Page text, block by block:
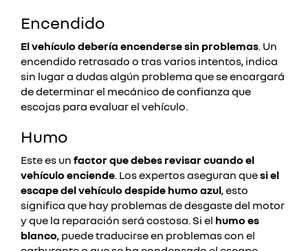
Encendido
El vehículo debería encenderse sin problemas. Un
encendido retrasado o tras varios intentos, indica
sin lugar a dudas algún problema que se encargará
de determinar el mecánico de confianza que
escojas para evaluar el vehículo.
Humo
Este es un factor que debes revisar cuando el
vehículo enciende. Los expertos aseguran quesi el
escape del vehículo despide humo azul, esto
significa que hay problemas de desgaste del motor
y que la reparación será costosa. Si el humo es
blanco, puede traducirse en problemas con el